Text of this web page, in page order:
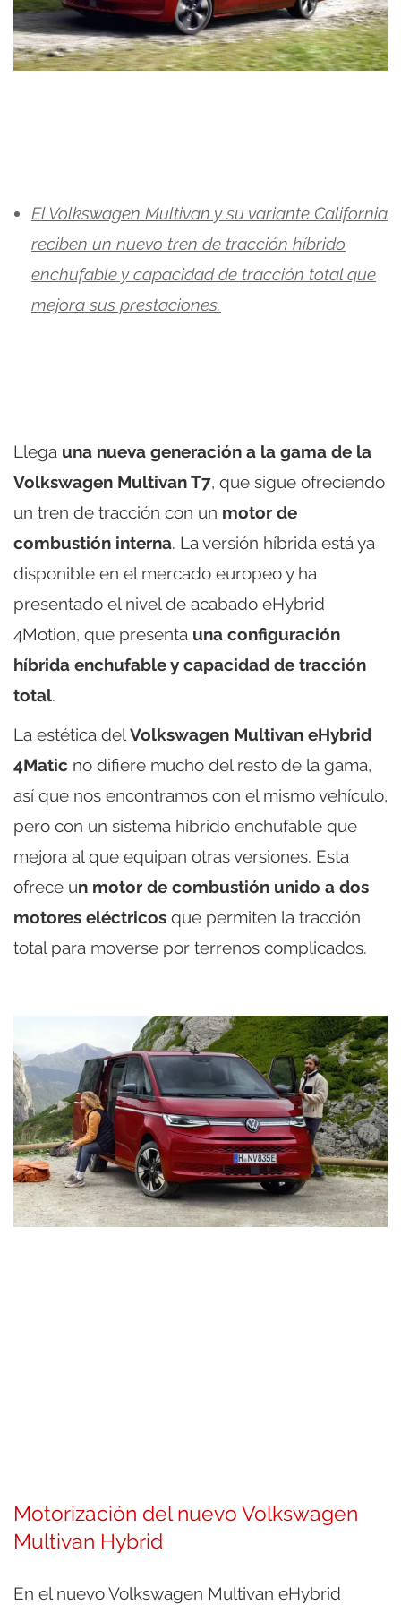
El Volkswagen Multivan y su variante California
reciben un nuevo tren de tracción híbrido
enchufable y capacidad de tracción total que
mejora sus prestaciones.
Llega una nueva generación a la gama de la
Volkswagen Multivan T7, que sigue ofreciendo
un tren de tracción con un motor de
combustión interna. La versión híbrida está ya
disponible en el mercado europeo y ha
presentado el nivel de acabado eHybrid
4Motion, que presenta una configuración
híbrida enchufable y capacidad de tracción
total.
La estética delVolkswagen Multivan eHybrid
4Matic no difiere mucho del resto de la gama,
así que nos encontramos con el mismo vehículo,
pero con un sistema híbrido enchufable que
mejora al que equipan otras versiones. Esta
ofrece un motor de combustión unido a dos
motores eléctricos que permiten la tracción
total para moverse por terrenos complicados.
Motorización del nuevo Volkswagen
Multivan Hybrid
En el nuevo Volkswagen Multivan eHybrid